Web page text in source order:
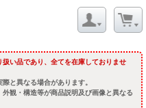
扱い品であり、全てを在庫しておりませ
と異なる場合があります。
外観・構造等が商品説明及び画像と異なる